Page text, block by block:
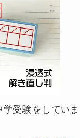
受験をしていま